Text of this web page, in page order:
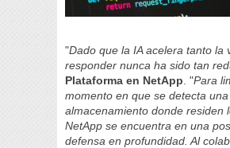
"Dado que la IA acelera tanto la
responder nunca ha sido tan
Plataforma en NetApp . "Para
momento en que se detecta
almacenamiento donde residen
NetApp se encuentra en una
defensa en profundidad. Al